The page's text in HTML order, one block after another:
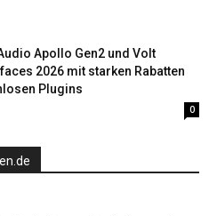
Apollo Gen2 und Volt
2026 mit starken Rabatten
Plugins
0